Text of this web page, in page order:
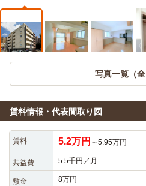
写真一覧（全
賃料情報・代表間取り図
賃料 5.2万円 ～5.95万円
共益費 5.5千円／月
敷金 8万円